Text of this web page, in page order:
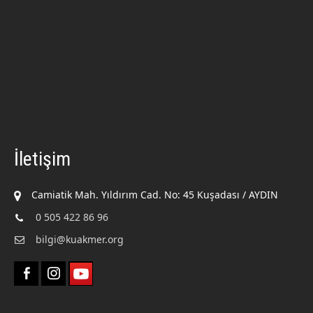
İletişim
Camiatik Mah. Yıldırım Cad. No: 45 Kuşadası / AYDIN
0 505 422 86 96
bilgi@kuakmer.org